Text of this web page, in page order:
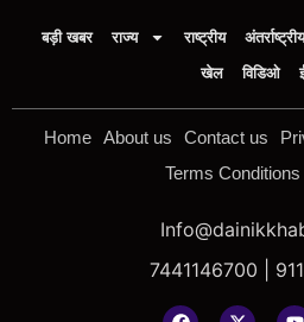
बड़ी खबर राज्य राष्ट्रीय अंतर्राष्ट्रीय
खेल
विडिओ
Home About us Contact us
Terms Conditions
7441146700 |